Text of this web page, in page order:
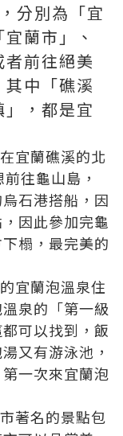
分別為「宜
蘭市」、
者前往絕美
中「礁溪
，都是宜
宜蘭礁溪的北
往龜山島，
石港搭船，因
因此參加完龜
榻，最完美的
宜蘭泡溫泉住
泉的「第一級
可以找到，飯
又有游泳池，
一次來宜蘭泡
著名的景點包